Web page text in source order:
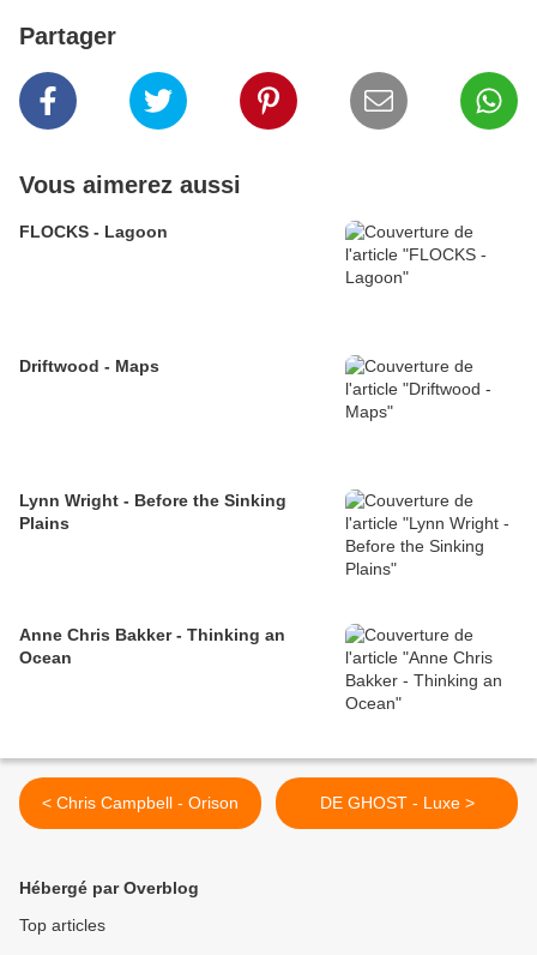
Partager
Vous aimerez aussi
FLOCKS - Lagoon
Driftwood - Maps
Lynn Wright - Before the Sinking
Plains
Anne Chris Bakker - Thinking an
Ocean
< Chris Campbell - Orison DE GHOST - Luxe >
Hébergé par Overblog
Top articles